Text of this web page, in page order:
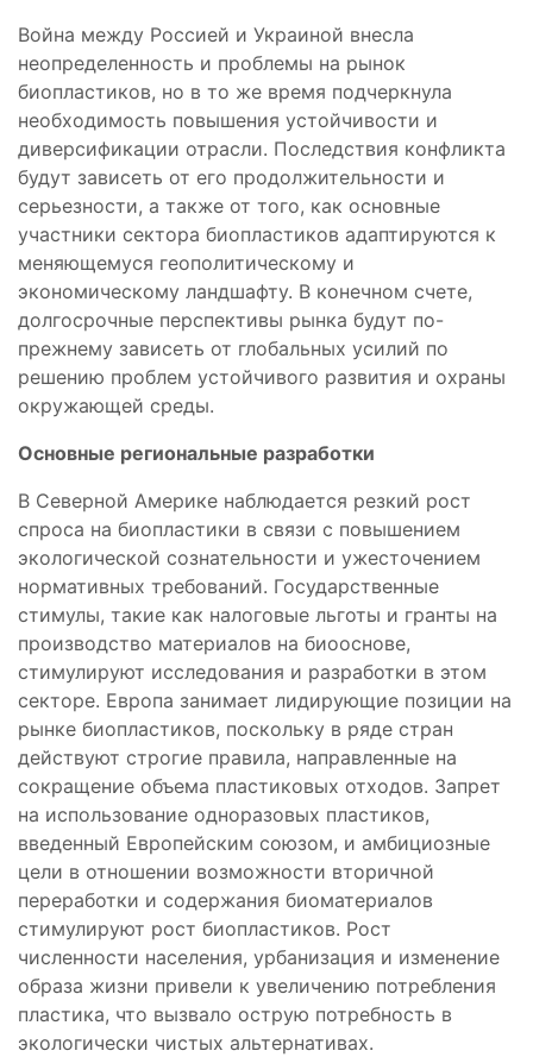
Война между Россией и Украиной внесла
неопределенность и проблемы на рынок
биопластиков, но в то же время подчеркнула
необходимость повышения устойчивости и
диверсификации отрасли. Последствия конфликта
будут зависеть от его продолжительности и
серьезности, а также от того, как основные
участники сектора биопластиков адаптируются к
меняющемуся геополитическому и
экономическому ландшафту. В конечном счете,
долгосрочные перспективы рынка будут по-
прежнему зависеть от глобальных усилий по
решению проблем устойчивого развития и охраны
окружающей среды.
Основные региональные разработки
В Северной Америке наблюдается резкий рост
спроса на биопластики в связи с повышением
экологической сознательности и ужесточением
нормативных требований. Государственные
стимулы, такие как налоговые льготы и гранты на
производство материалов на биооснове,
стимулируют исследования и разработки в этом
секторе. Европа занимает лидирующие позиции на
рынке биопластиков, поскольку в ряде стран
действуют строгие правила, направленные на
сокращение объема пластиковых отходов. Запрет
на использование одноразовых пластиков,
введенный Европейским союзом, и амбициозные
цели в отношении возможности вторичной
переработки и содержания биоматериалов
стимулируют рост биопластиков. Рост
численности населения, урбанизация и изменение
образа жизни привели к увеличению потребления
пластика, что вызвало острую потребность в
экологически чистых альтернативах.